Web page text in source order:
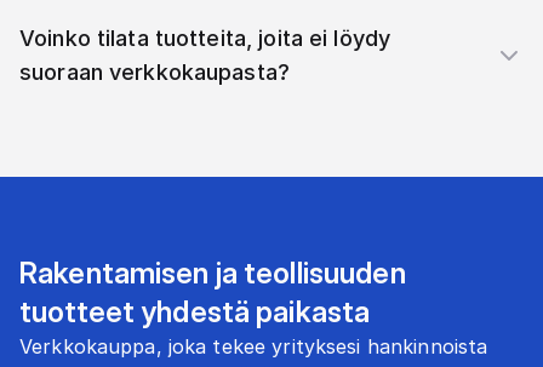
Voinko tilata tuotteita, joita ei löydy
suoraan verkkokaupasta?
Rakentamisen ja teollisuuden
tuotteet yhdestä paikasta
Verkkokauppa, joka tekee yrityksesi hankinnoista